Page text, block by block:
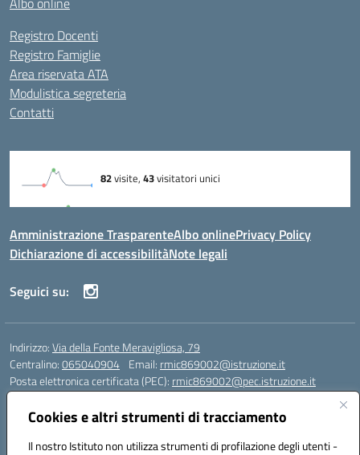
Cookies e altri strumenti di tracciamento
Il nostro Istituto non utilizza strumenti di profilazione degli utenti -
Registro Docenti
Registro Famiglie
Area riservata ATA
Modulistica segreteria
Contatti
Amministrazione TrasparenteAlbo onlinePrivacy Policy
Dichiarazione di accessibilitàNote legali
Seguici su:
Indirizzo:Via della Fonte Meravigliosa, 79
Centralino:065040904 Email: rmic869002@istruzione.it
Posta elettronica certificata (PEC): rmic869002@pec.istruzione.it
Codice fiscale: 97197090588
Codice meccanografico: RMIC869002
Codice Indice delle Pubbliche Amministrazioni (IPA): istsc_rmic869002